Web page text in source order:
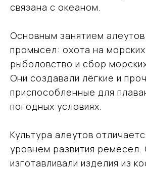
связана с океаном.
Основным занятием
промысел: охота на
рыболовство и сбор
Они создавали лёгкие и
приспособленные для
погодных условиях.
Культура алеутов
уровнем развития ремёсел.
изготавливали изделия из